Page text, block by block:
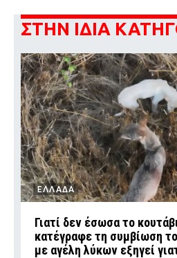
ΣΤΗΝ ΙΔΙΑ
ΕΛΛΑΔΑ
Γιατί δεν έσωσα το
κατέγραφε τη συμβίωση
με αγέλη λύκων εξηγεί